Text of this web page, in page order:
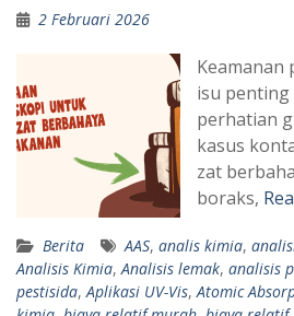
2 Februari 2026
Keamanan
isu penting
perhatian
kasus
zat
boraks,
Berita AAS, analis kimia,
Analisis Kimia, Analisis lemak, analisis
pestisida, Aplikasi UV-Vis, Atomic